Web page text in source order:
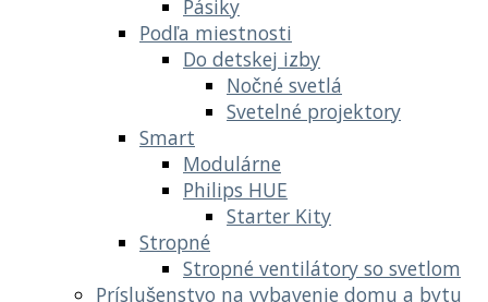
Pásiky
Podľa miestnosti
Do detskej izby
Nočné svetlá
Svetelné projektory
Smart
Modulárne
Philips HUE
Starter Kity
Stropné
Stropné ventilátory so svetlom
Príslušenstvo na vybavenie domu a bytu